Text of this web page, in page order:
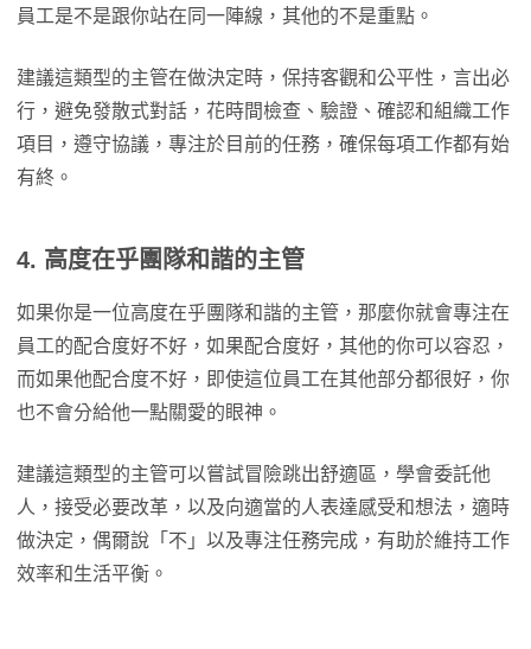
員工是不是跟你站在同一陣線，其他的不是重點。
建議這類型的主管在做決定時，保持客觀和公平性，言出必
行，避免發散式對話，花時間檢查、驗證、確認和組織工作
項目，遵守協議，專注於目前的任務，確保每項工作都有始
有終。
4. 高度在乎團隊和諧的主管
如果你是一位高度在乎團隊和諧的主管，那麼你就會專注在
員工的配合度好不好，如果配合度好，其他的你可以容忍，
而如果他配合度不好，即使這位員工在其他部分都很好，你
也不會分給他一點關愛的眼神。
建議這類型的主管可以嘗試冒險跳出舒適區，學會委託他
人，接受必要改革，以及向適當的人表達感受和想法，適時
做決定，偶爾說「不」以及專注任務完成，有助於維持工作
效率和生活平衡。